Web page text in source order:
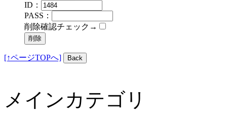
ID：
PASS：
削除確認チェック→
[↑ページTOPへ]
メインカテゴリ